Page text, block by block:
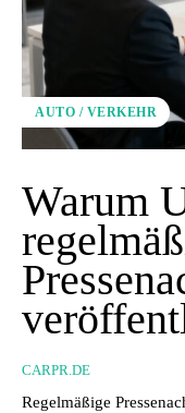
AUTO / VERKEHR
Warum
CARPR.DE
Regelmäßige